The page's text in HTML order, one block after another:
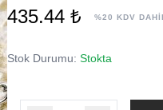
435.44 ₺ %20 KDV
Stok Durumu: Stokta